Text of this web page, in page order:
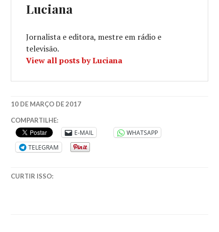
Luciana
Jornalista e editora, mestre em rádio e
televisão.
View all posts by Luciana
10 DE MARÇO DE 2017
BECODASPALAVRAS
EDITORA
NOVO
CONCEITO,
COMPARTILHE:
E-MAIL
WHATSAPP
TELEGRAM
CURTIR ISSO: